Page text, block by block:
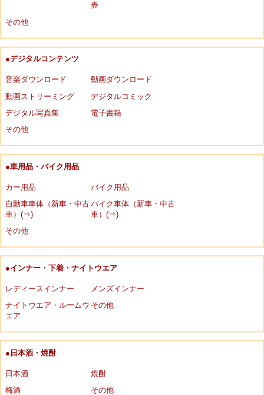
券
その他
●デジタルコンテンツ
音楽ダウンロード
動画ダウンロード
動画ストリーミング
デジタルコミック
デジタル写真集
電子書籍
その他
●車用品・バイク用品
カー用品
バイク用品
自動車車体（新車・中古
車）(⇒)
バイク車体（新車・中古
車）(⇒)
その他
●インナー・下着・ナイトウエア
レディースインナー
メンズインナー
ナイトウエア・ルームウ
エア
その他
●日本酒・焼酎
日本酒
焼酎
梅酒
その他